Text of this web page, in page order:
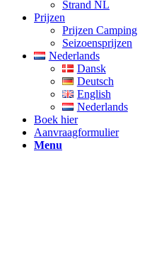
Strand NL
Prijzen
Prijzen Camping
Seizoensprijzen
Nederlands
Dansk
Deutsch
English
Nederlands
Boek hier
Aanvraagformulier
Menu